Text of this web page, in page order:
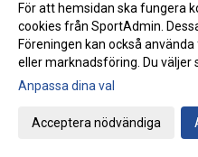
Terräng-SM: Överlägsen Sebbeseger
Andreas Movin nära att kliva under
Chicago
Terräng-SM: Nära, nära senior-SM-
Bästa stafettiden på 2000-talet –
laget
För att hemsidan ska fungera
cookies från SportAdmin.
Föreningen kan också
eller marknadsföring. Du väljer
Anpassa dina val
Acceptera nödvändiga